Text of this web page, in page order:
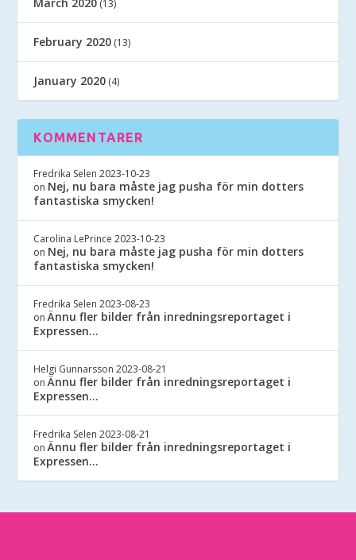
(13)
February 2020 (13)
January 2020 (4)
KOMMENTARER
Fredrika Selen 2023-10-23
on Nej, nu bara måste jag pusha för min dotters
fantastiska smycken!
Carolina LePrince 2023-10-23
on Nej, nu bara måste jag pusha för min dotters
fantastiska smycken!
Fredrika Selen 2023-08-23
onÄnnu fler bilder från inredningsreportaget i
Expressen…
Helgi Gunnarsson 2023-08-21
onÄnnu fler bilder från inredningsreportaget i
Expressen…
Fredrika Selen 2023-08-21
onÄnnu fler bilder från inredningsreportaget i
Expressen…